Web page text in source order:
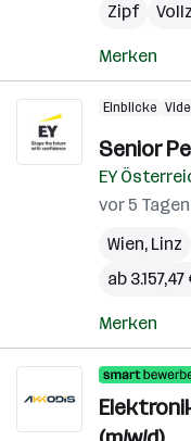
Zipf
Merken
Einblicke
Senior
EY
vor 5
Wien, Linz
ab
Merken